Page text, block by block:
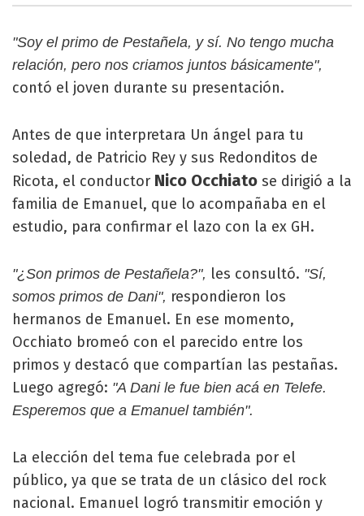
"Soy el primo de Pestañela, y sí. No tengo mucha
relación, pero nos criamos juntos básicamente",
contó el joven durante su presentación.
Antes de que interpretara Un ángel para tu
soledad, de Patricio Rey y sus Redonditos de
Ricota, el conductor Nico Occhiato se dirigió a la
familia de Emanuel, que lo acompañaba en el
estudio, para confirmar el lazo con la ex GH.
"¿Son primos de Pestañela?", les consultó. "Sí,
somos primos de Dani", respondieron los
hermanos de Emanuel. En ese momento,
Occhiato bromeó con el parecido entre los
primos y destacó que compartían las pestañas.
Luego agregó: "A Dani le fue bien acá en Telefe.
Esperemos que a Emanuel también".
La elección del tema fue celebrada por el
público, ya que se trata de un clásico del rock
nacional. Emanuel logró transmitir emoción y